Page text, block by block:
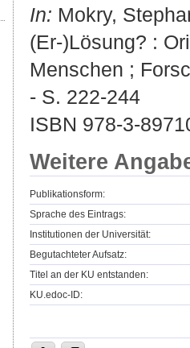
In: Mokry,
(Er-)Lösung? :
Menschen ;
- S. 222-244
ISBN 978-3-
Weitere
Publikationsform:
Sprache des Eintrags:
Institutionen der Universität:
Begutachteter Aufsatz:
Titel an der KU entstanden:
KU.edoc-ID: